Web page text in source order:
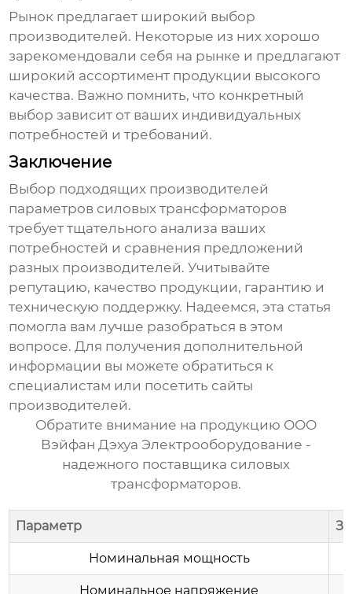
Рынок предлагает широкий выбор
производителей. Некоторые из них хорошо
зарекомендовали себя на рынке и предлагают
широкий ассортимент продукции высокого
качества. Важно помнить, что конкретный
выбор зависит от ваших индивидуальных
потребностей и требований.
Заключение
Выбор подходящих производителей
параметров силовых трансформаторов
требует тщательного анализа ваших
потребностей и сравнения предложений
разных производителей. Учитывайте
репутацию, качество продукции, гарантию и
техническую поддержку. Надеемся, эта статья
помогла вам лучше разобраться в этом
вопросе. Для получения дополнительной
информации вы можете обратиться к
специалистам или посетить сайты
производителей.
Обратите внимание на продукцию ООО
Вэйфан Дэхуа Электрооборудование -
надежного поставщика силовых
трансформаторов.
Параметр
Номинальная мощность
Номинальное напряжение